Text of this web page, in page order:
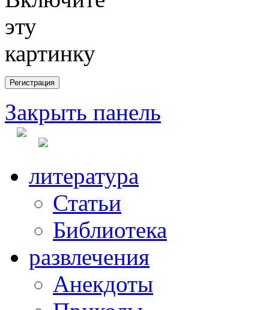
Закрыть панель
литература
Статьи
Библиотека
развлечения
Анекдоты